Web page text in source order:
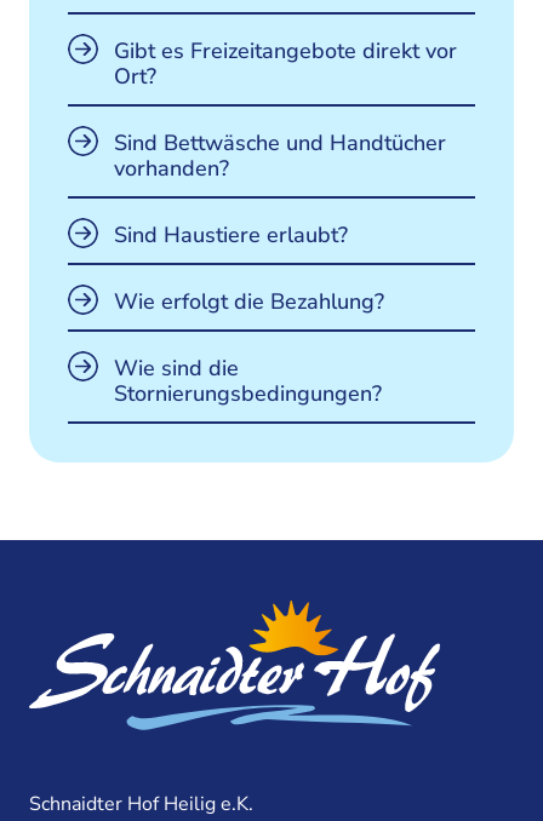
Gibt es Freizeitangebote direkt vor
Ort?
Sind Bettwäsche und Handtücher
vorhanden?
Sind Haustiere erlaubt?
Wie erfolgt die Bezahlung?
Wie sind die
Stornierungsbedingungen?
Schnaidter Hof Heilig e.K.